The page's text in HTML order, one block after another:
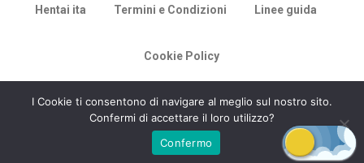
Hentai ita Termini e Condizioni Linee guida
Cookie Policy
© 2026 Racconti di Milù.
I Cookie ti consentono di navigare al meglio sul nostro sito.
Confermi di accettare il loro utilizzo?
Confermo